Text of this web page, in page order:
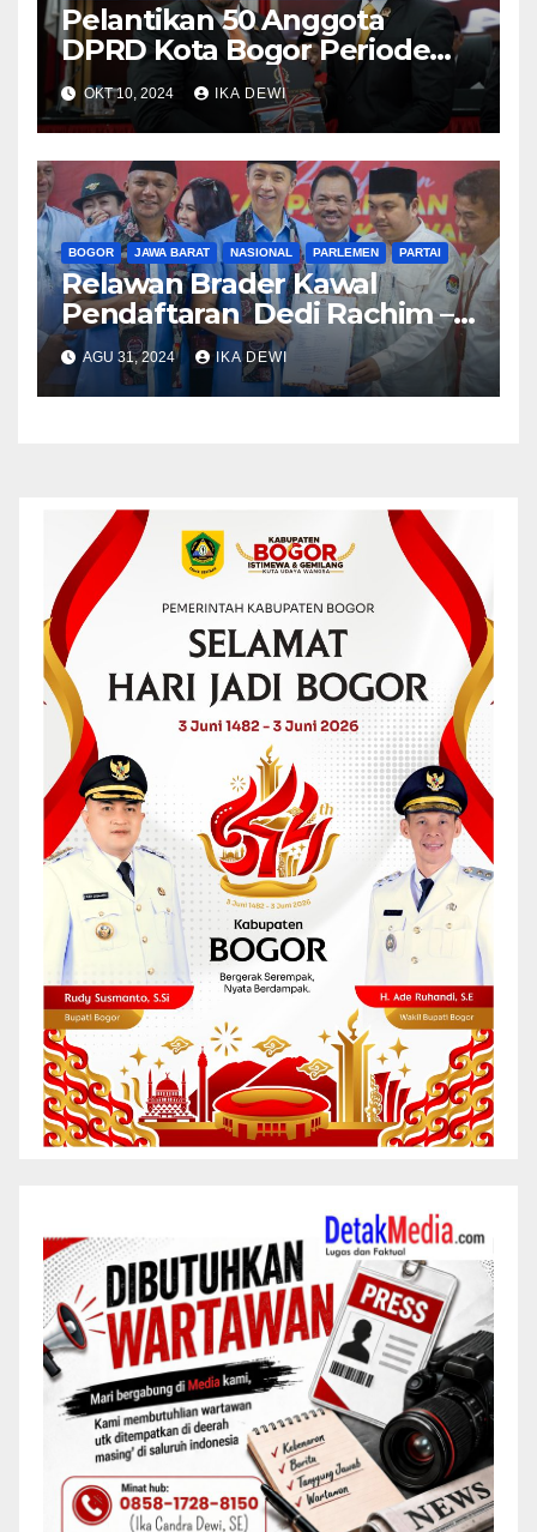
Pelantikan 50 Anggota
DPRD Kota Bogor Periode
2024 – 2029, Pimpinan
Sementara DPRD Pastikan
Kawal Suara Rakyat
OKT 10, 2024 IKA DEWI
BOGOR JAWA BARAT NASIONAL PARLEMEN PARTAI
Relawan Brader Kawal
Pendaftaran Dedi Rachim –
Jenal Mutaqin ke KPU Kota
Bogor
AGU 31, 2024 IKA DEWI